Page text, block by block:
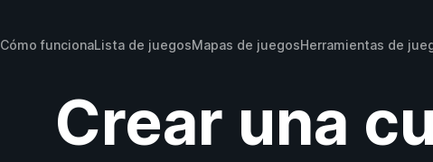
Cómo funcionaLista de juegosMapas de juegosHerramientas de
Crear una